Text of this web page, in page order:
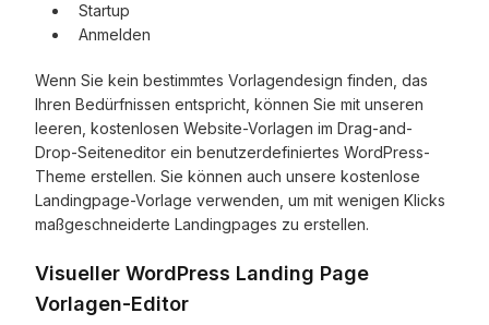
Startup
Anmelden
Wenn Sie kein bestimmtes Vorlagendesign finden, das
Ihren Bedürfnissen entspricht, können Sie mit unseren
leeren, kostenlosen Website-Vorlagen im Drag-and-
Drop-Seiteneditor ein benutzerdefiniertes WordPress-
Theme erstellen. Sie können auch unsere kostenlose
Landingpage-Vorlage verwenden, um mit wenigen Klicks
maßgeschneiderte Landingpages zu erstellen.
Visueller WordPress Landing Page
Vorlagen-Editor